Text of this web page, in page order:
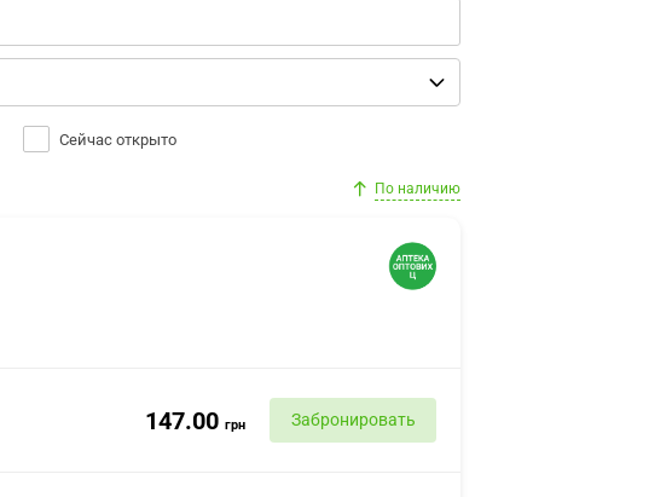
Сейчас открыто
По наличию
147.00 грн Забронировать